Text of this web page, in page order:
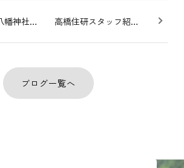
気仙沼市 八幡神社 神輿渡御祭 高橋住研スタッフ紹介/気仙沼
ブログ一覧へ